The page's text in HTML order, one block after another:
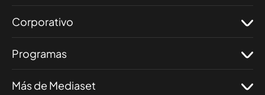
Corporativo
Programas
Más de Mediaset